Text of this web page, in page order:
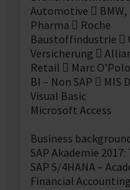
Automotive  BMW,
Pharma  Roche
Baustoffindustrie 
Versicherung 
Retail  Marc
BI – Non SAP  MIS
Visual Basic
Microsoft Access
Business
SAP Akademie
SAP S/4HANA –
Financial